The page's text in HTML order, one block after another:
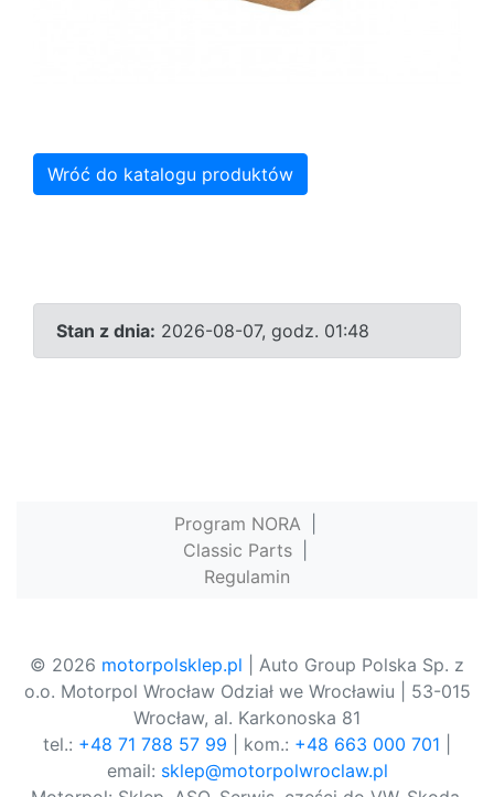
Wróć do katalogu produktów
Stan z dnia: 2026-08-07, godz. 01:48
Program NORA
Classic Parts
Regulamin
© 2026 motorpolsklep.pl | Auto Group Polska Sp. z
o.o. Motorpol Wrocław Odział we Wrocławiu | 53-015
Wrocław, al. Karkonoska 81
tel.: +48 71 788 57 99 | kom.: +48 663 000 701
email: sklep@motorpolwroclaw.pl